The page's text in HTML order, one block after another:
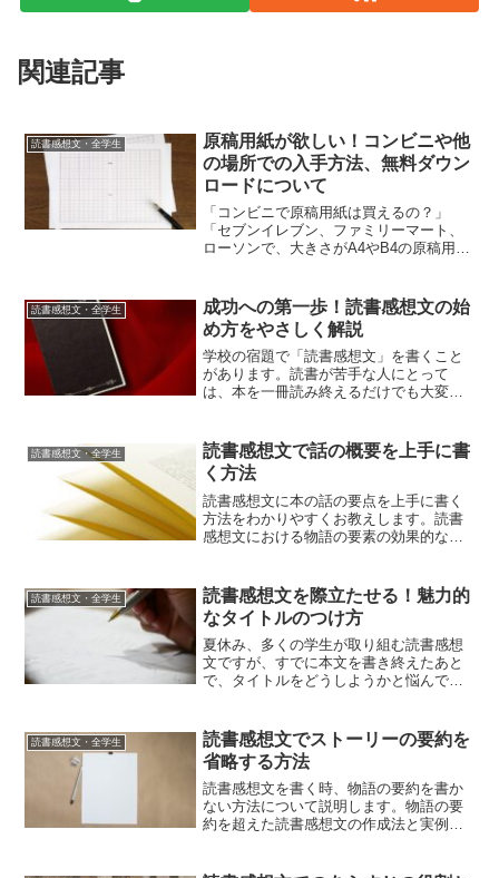
関連記事
読書感想文・全学生
原稿用紙が欲しい！コンビニや他
の場所での入手方法、無料ダウン
ロードについて
「コンビニで原稿用紙は買えるの？」
「セブンイレブン、ファミリーマート、
ローソンで、大きさがA4やB4の原稿用紙
に作文や読書感想文を書く必要が出てき
たとき、原稿用紙がすぐ...
読書感想文・全学生
成功への第一歩！読書感想文の始
め方をやさしく解説
学校の宿題で「読書感想文」を書くこと
があります。読書が苦手な人にとって
は、本を一冊読み終えるだけでも大変な
か？」と迷うことがよくあります。最初
の一文を上手に書ければ、それに...
読書感想文・全学生
読書感想文で話の概要を上手に書
く方法
読書感想文に本の話の要点を上手に書く
方法をわかりやすくお教えします。読書
感想文における物語の要素の効果的な取
その質を大きく左右します。ここでは、
物語をどのように読書感想...
読書感想文・全学生
読書感想文を際立たせる！魅力的
なタイトルのつけ方
夏休み、多くの学生が取り組む読書感想
文ですが、すでに本文を書き終えたあと
で、タイトルをどうしようかと悩んでい
的なタイトルを考えたいと思っているか
もしれません。良いタイト...
読書感想文・全学生
読書感想文でストーリーの要約を
省略する方法
読書感想文を書く時、物語の要約を書か
ない方法について説明します。物語の要
約を超えた読書感想文の作成法と実例読